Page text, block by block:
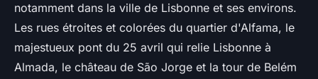
notamment dans la ville de Lisbonne et ses environs.
Les rues étroites et colorées du quartier d'Alfama, le
majestueux pont du 25 avril qui relie Lisbonne à
Almada, le château de São Jorge et la tour de Belém